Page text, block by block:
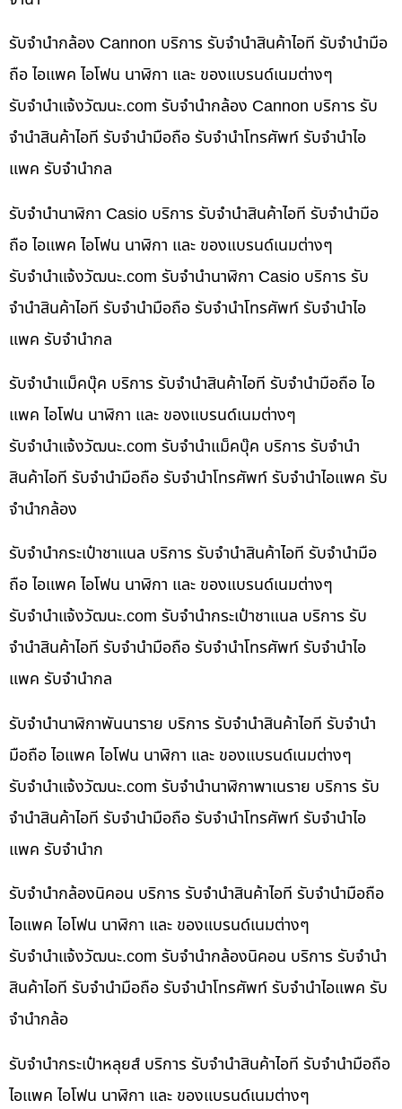
รับจำนำกล้อง Cannon บริการ รับจำนำสินค้าไอที รับจำนำมือ
ถือ ไอแพค ไอโฟน นาฬิกา และ ของแบรนด์เนมต่างๆ
รับจํานําแจ้งวัฒนะ.com รับจำนำกล้อง Cannon บริการ รับ
จำนำสินค้าไอที รับจำนำมือถือ รับจำนำโทรศัพท์ รับจำนำไอ
แพค รับจำนำกล
รับจำนำนาฬิกา Casio บริการ รับจำนำสินค้าไอที รับจำนำมือ
ถือ ไอแพค ไอโฟน นาฬิกา และ ของแบรนด์เนมต่างๆ
รับจํานําแจ้งวัฒนะ.com รับจำนำนาฬิกา Casio บริการ รับ
จำนำสินค้าไอที รับจำนำมือถือ รับจำนำโทรศัพท์ รับจำนำไอ
แพค รับจำนำกล
รับจำนำแม็คบุ๊ค บริการ รับจำนำสินค้าไอที รับจำนำมือถือ ไอ
แพค ไอโฟน นาฬิกา และ ของแบรนด์เนมต่างๆ
รับจํานําแจ้งวัฒนะ.com รับจำนำแม็คบุ๊ค บริการ รับจำนำ
สินค้าไอที รับจำนำมือถือ รับจำนำโทรศัพท์ รับจำนำไอแพค รับ
จำนำกล้อง
รับจำนำกระเป๋าชาแนล บริการ รับจำนำสินค้าไอที รับจำนำมือ
ถือ ไอแพค ไอโฟน นาฬิกา และ ของแบรนด์เนมต่างๆ
รับจํานําแจ้งวัฒนะ.com รับจำนำกระเป๋าชาแนล บริการ รับ
จำนำสินค้าไอที รับจำนำมือถือ รับจำนำโทรศัพท์ รับจำนำไอ
แพค รับจำนำกล
รับจำนำนาฬิกาพันนาราย บริการ รับจำนำสินค้าไอที รับจำนำ
มือถือ ไอแพค ไอโฟน นาฬิกา และ ของแบรนด์เนมต่างๆ
รับจํานําแจ้งวัฒนะ.com รับจำนำนาฬิกาพาเนราย บริการ รับ
จำนำสินค้าไอที รับจำนำมือถือ รับจำนำโทรศัพท์ รับจำนำไอ
แพค รับจำนำก
รับจำนำกล้องนิคอน บริการ รับจำนำสินค้าไอที รับจำนำมือถือ
ไอแพค ไอโฟน นาฬิกา และ ของแบรนด์เนมต่างๆ
รับจํานําแจ้งวัฒนะ.com รับจำนำกล้องนิคอน บริการ รับจำนำ
สินค้าไอที รับจำนำมือถือ รับจำนำโทรศัพท์ รับจำนำไอแพค รับ
จำนำกล้อ
รับจำนำกระเป๋าหลุยส์ บริการ รับจำนำสินค้าไอที รับจำนำมือถือ
ไอแพค ไอโฟน นาฬิกา และ ของแบรนด์เนมต่างๆ